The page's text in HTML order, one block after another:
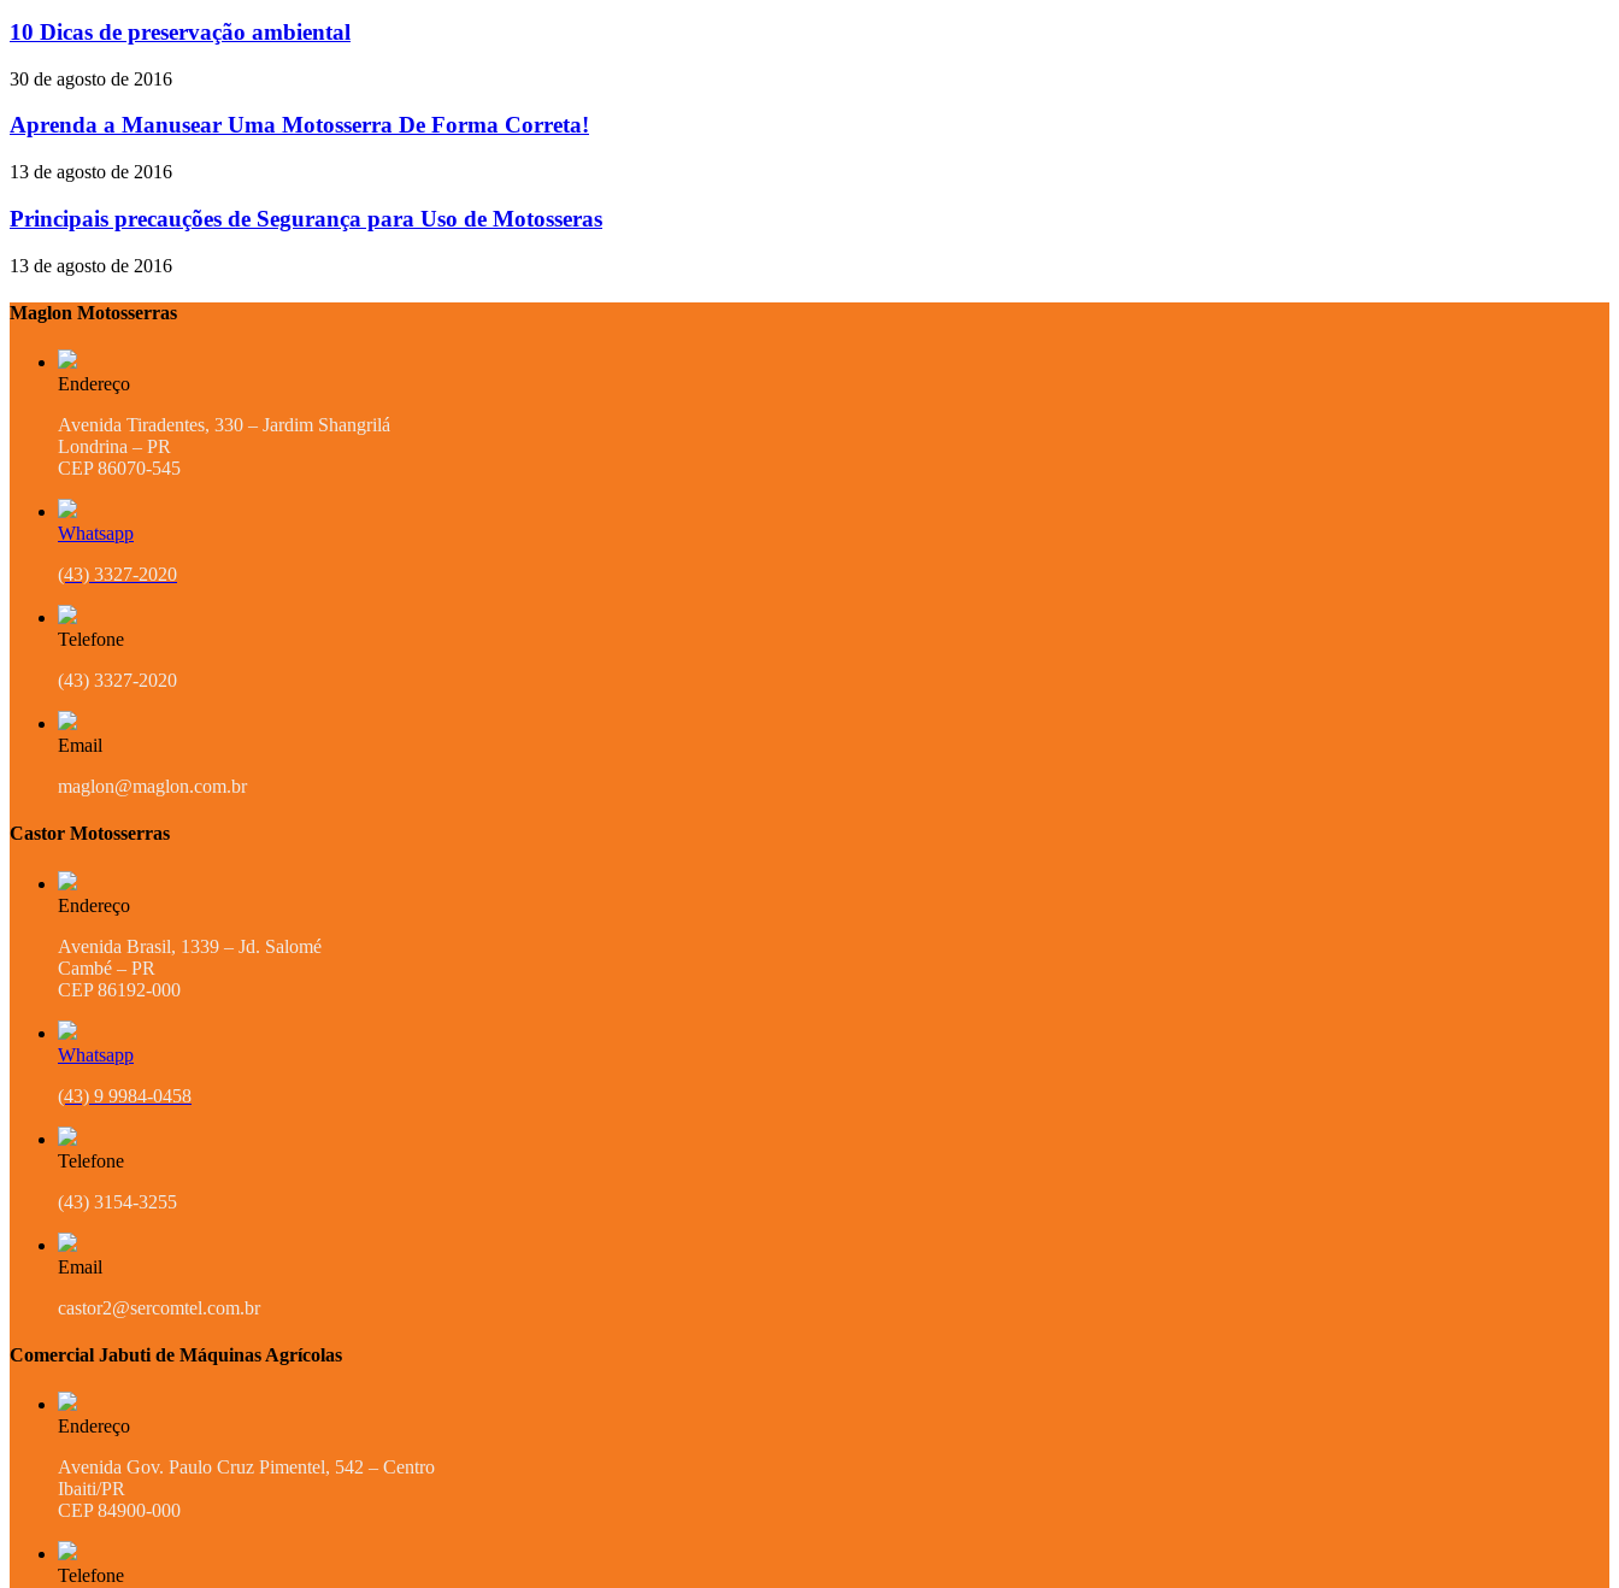
10 Dicas de preservação ambiental
30 de agosto de 2016
Aprenda a Manusear Uma Motosserra De Forma Correta!
13 de agosto de 2016
Principais precauções de Segurança para Uso de Motosseras
13 de agosto de 2016
Maglon Motosserras
Endereço
Avenida Tiradentes, 330 – Jardim Shangrilá
Londrina – PR
CEP 86070-545
Whatsapp
(43) 3327-2020
Telefone
(43) 3327-2020
Email
maglon@maglon.com.br
Castor Motosserras
Endereço
Avenida Brasil, 1339 – Jd. Salomé
Cambé – PR
CEP 86192-000
Whatsapp
(43) 9 9984-0458
Telefone
(43) 3154-3255
Email
castor2@sercomtel.com.br
Comercial Jabuti de Máquinas Agrícolas
Endereço
Avenida Gov. Paulo Cruz Pimentel, 542 – Centro
Ibaiti/PR
CEP 84900-000
Telefone